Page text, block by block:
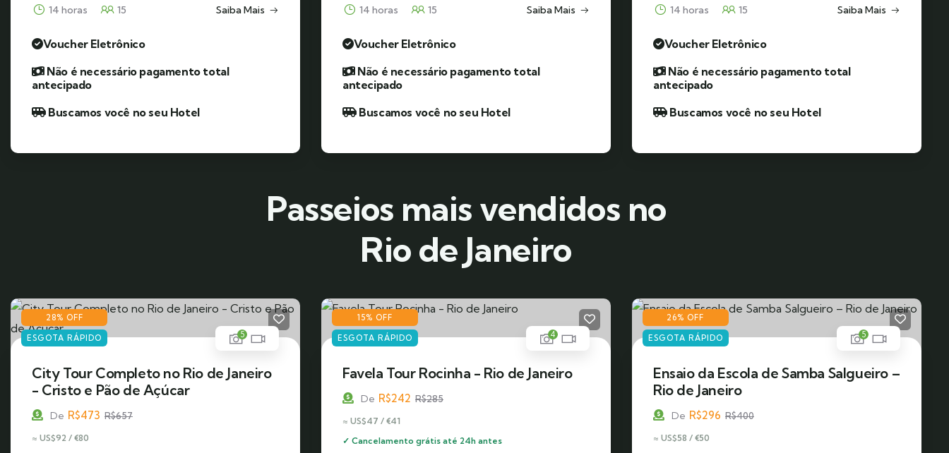
14 horas 15 Saiba Mais
Voucher Eletrônico
Não é necessário pagamento total
antecipado
Buscamos você no seu Hotel
14 horas 15 Saiba Mais
Voucher Eletrônico
Não é necessário pagamento total
antecipado
Buscamos você no seu Hotel
14 horas 15 Saiba Mais
Voucher Eletrônico
Não é necessário pagamento total
antecipado
Buscamos você no seu Hotel
Passeios mais vendidos no
Rio de Janeiro
28% OFF
ESGOTA RÁPIDO 5
City Tour Completo no Rio de Janeiro
- Cristo e Pão de Açúcar
De R$473 R$657
≈ US$92 / €80
15% OFF
ESGOTA RÁPIDO 4
Favela Tour Rocinha - Rio de Janeiro
De R$242 R$285
≈ US$47 / €41
✓ Cancelamento grátis até 24h antes
26% OFF
ESGOTA RÁPIDO 5
Ensaio da Escola de Samba Salgueiro –
Rio de Janeiro
De R$296 R$400
≈ US$58 / €50